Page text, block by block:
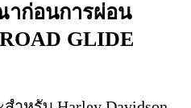
ก่อนการผ่อน
GLIDE